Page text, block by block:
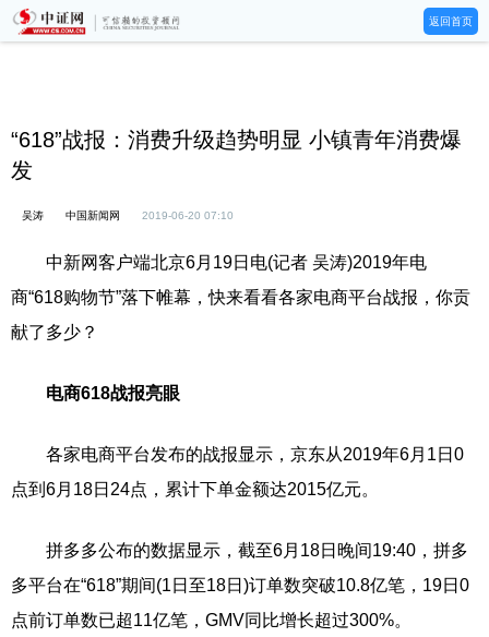
返回首页
“618”战报：消费升级趋势明显 小镇青年消费爆
发
吴涛 中国新闻网 2019-06-20 07:10
中新网客户端北京6月19日电(记者 吴涛)2019年电
商“618购物节”落下帷幕，快来看看各家电商平台战报，你贡
献了多少？
电商618战报亮眼
各家电商平台发布的战报显示，京东从2019年6月1日0
点到6月18日24点，累计下单金额达2015亿元。
拼多多公布的数据显示，截至6月18日晚间19:40，拼多
多平台在“618”期间(1日至18日)订单数突破10.8亿笔，19日0
点前订单数已超11亿笔，GMV同比增长超过300%。